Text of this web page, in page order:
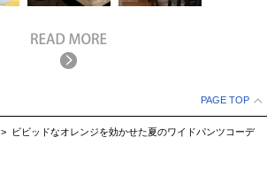
PAGE TOP
> ビビッドなオレンジを効かせた夏のワイドパンツコーデ